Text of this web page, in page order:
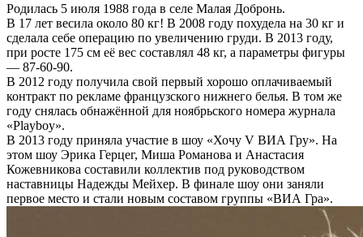
Родилась 5 июля 1988 года в селе Малая Добронь.
В 17 лет весила около 80 кг! В 2008 году похудела на 30 кг и
сделала себе операцию по увеличению груди. В 2013 году,
при росте 175 см её вес составлял 48 кг, а параметры фигуры
— 87-60-90.
В 2012 году получила свой первый хорошо оплачиваемый
контракт по рекламе французского нижнего белья. В том же
году снялась обнажённой для ноябрьского номера журнала
«Playboy».
В 2013 году приняла участие в шоу «Хочу V ВИА Гру». На
этом шоу Эрика Герцег, Миша Романова и Анастасия
Кожевникова составили коллектив под руководством
наставницы Надежды Мейхер. В финале шоу они заняли
первое место и стали новым составом группы «ВИА Гра».